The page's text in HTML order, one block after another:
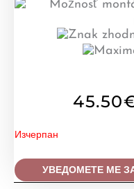
45.50
Изчерпан
УВЕДОМЕТЕ МЕ